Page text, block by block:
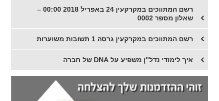
רשם המתווכים במקרקעין 24 באפריל 2018 00:00 –
שאלון מספר 0002
רשם המתווכים במקרקעין גרסה 1 תשובות משוערות
איך לימודי נדל"ן משפיע על DNA של חברה